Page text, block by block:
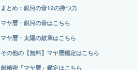
まとめ：銀河の音12の持つ力
マヤ暦・銀河の音はこちら
マヤ暦・太陽の紋章はこちら
その他の【無料】マヤ暦鑑定はこちら
超精密「マヤ暦」鑑定はこちら